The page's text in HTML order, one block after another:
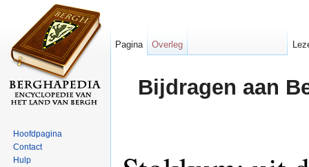
Bijdragen aan
Pagina Overleg
Hoofdpagina
Contact
Hulp